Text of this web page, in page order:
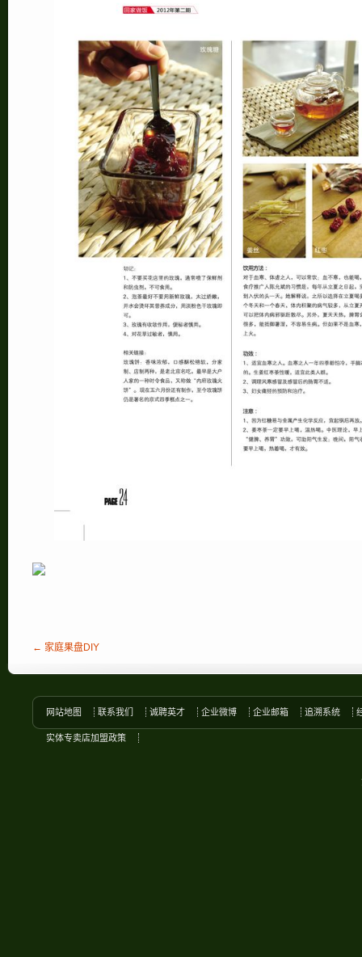
← 家庭果盘DIY
网站地图 联系我们 诚聘英才 企业微博 企业邮箱 追溯系统
实体专卖店加盟政策